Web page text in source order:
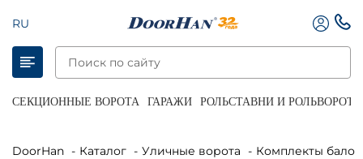
RU
СЕКЦИОННЫЕ ВОРОТА ГАРАЖИ РОЛЬСТАВНИ И РОЛЬВОРОТА
DoorHan Каталог Уличные ворота Комплекты